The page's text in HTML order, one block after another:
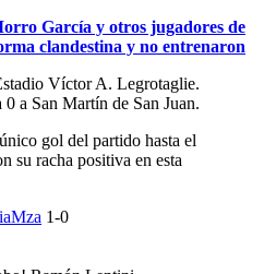
García y otros jugadores de
clandestina y no entrenaron
Víctor A. Legrotaglie.
a San Martín de San Juan.
gol del partido hasta el
su racha positiva en esta
1-0